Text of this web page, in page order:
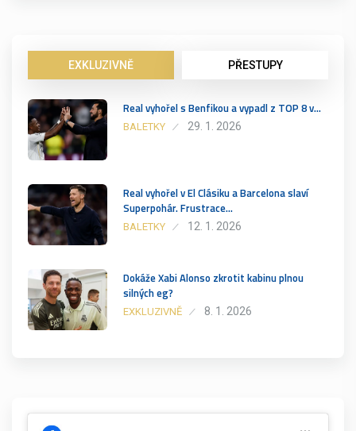
EXKLUZIVNĚ PŘESTUPY
Real vyhořel s Benfikou a vypadl z TOP 8 v…
BALETKY 29. 1. 2026
Real vyhořel v El Clásiku a Barcelona slaví
Superpohár. Frustrace…
BALETKY 12. 1. 2026
Dokáže Xabi Alonso zkrotit kabinu plnou
silných eg?
EXKLUZIVNĚ 8. 1. 2026